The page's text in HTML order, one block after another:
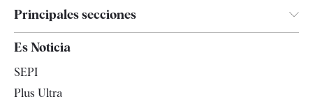
Principales secciones
España
Es Noticia
SEPI
Plus Ultra